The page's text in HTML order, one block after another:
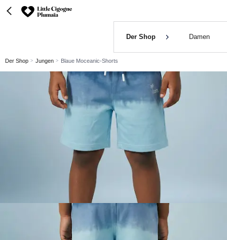
Der Shop Damen
Der Shop Jungen Blaue Moceanic-Shorts